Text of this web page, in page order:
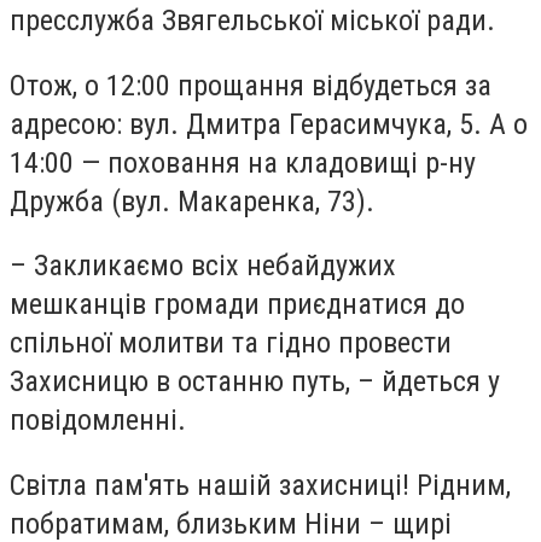
пресслужба Звягельської міської ради.
Отож, о 12:00 прощання відбудеться за
адресою: вул. Дмитра Герасимчука, 5. А о
14:00 — поховання на кладовищі р-ну
Дружба (вул. Макаренка, 73).
– Закликаємо всіх небайдужих
мешканців громади приєднатися до
спільної молитви та гідно провести
Захисницю в останню путь, – йдеться у
повідомленні.
Світла пам'ять нашій захисниці! Рідним,
побратимам, близьким Ніни – щирі